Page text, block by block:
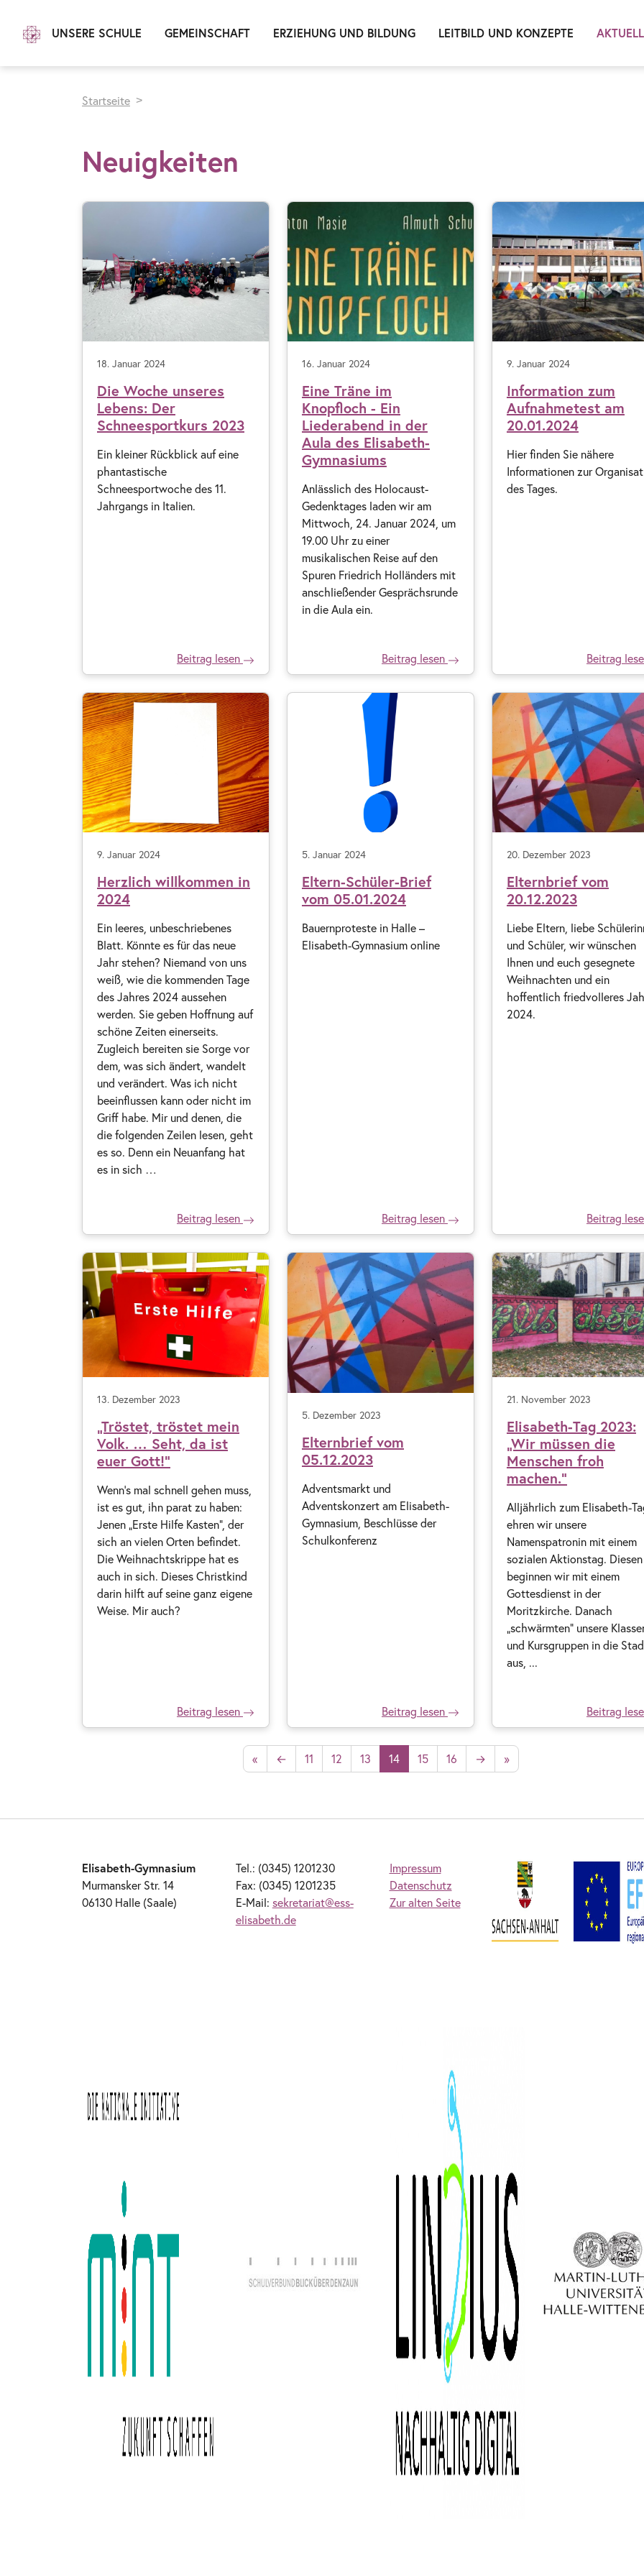
UNSERE SCHULE GEMEINSCHAFT ERZIEHUNG UND BILDUNG LEITBILD UND KONZEPTE
Startseite
Neuigkeiten
18. Januar 2024
Die Woche unseres
Lebens: Der
Schneesportkurs 2023
Ein kleiner Rückblick auf eine
phantastische
Schneesportwoche des 11.
Jahrgangs in Italien.
Beitrag lesen
16. Januar 2024
Eine Träne im
Knopfloch - Ein
Liederabend in der
Aula des Elisabeth-
Gymnasiums
Anlässlich des Holocaust-
Gedenktages laden wir am
Mittwoch, 24. Januar 2024, um
19.00 Uhr zu einer
musikalischen Reise auf den
Spuren Friedrich Holländers mit
anschließender Gesprächsrunde
in die Aula ein.
Beitrag lesen
9. Januar 2024
Information zum
Aufnahmetest am
20.01.2024
Hier finden Sie nähere
Informationen zur
des Tages.
Beitrag
9. Januar 2024
Herzlich willkommen in
2024
Ein leeres, unbeschriebenes
Blatt. Könnte es für das neue
Jahr stehen? Niemand von uns
weiß, wie die kommenden Tage
des Jahres 2024 aussehen
werden. Sie geben Hoffnung auf
schöne Zeiten einerseits.
Zugleich bereiten sie Sorge vor
dem, was sich ändert, wandelt
und verändert. Was ich nicht
beeinflussen kann oder nicht im
Griff habe. Mir und denen, die
die folgenden Zeilen lesen, geht
es so. Denn ein Neuanfang hat
es in sich …
Beitrag lesen
5. Januar 2024
Eltern-Schüler-Brief
vom 05.01.2024
Bauernproteste in Halle –
Elisabeth-Gymnasium online
Beitrag lesen
20. Dezember 2023
Elternbrief vom
20.12.2023
Liebe Eltern, liebe
und Schüler, wir wünschen
Ihnen und euch gesegnete
Weihnachten und ein
hoffentlich friedvolleres
2024.
Beitrag
13. Dezember 2023
„Tröstet, tröstet mein
Volk. … Seht, da ist
euer Gott!“
Wenn’s mal schnell gehen muss,
ist es gut, ihn parat zu haben:
Jenen „Erste Hilfe Kasten“, der
sich an vielen Orten befindet.
Die Weihnachtskrippe hat es
auch in sich. Dieses Christkind
darin hilft auf seine ganz eigene
Weise. Mir auch?
Beitrag lesen
5. Dezember 2023
Elternbrief vom
05.12.2023
Adventsmarkt und
Adventskonzert am Elisabeth-
Gymnasium, Beschlüsse der
Schulkonferenz
Beitrag lesen
21. November 2023
Elisabeth-Tag 2023:
„Wir müssen die
Menschen froh
machen.“
Alljährlich zum Elisabeth-
ehren wir unsere
Namenspatronin mit einem
sozialen Aktionstag. Diesen
beginnen wir mit einem
Gottesdienst in der
Moritzkirche. Danach
„schwärmten“ unsere
und Kursgruppen in die
aus, ...
Beitrag
« ← 11 12 13 14 15 16 → »
Elisabeth-Gymnasium
Murmansker Str. 14
06130 Halle (Saale)
Tel.: (0345) 1201230
Fax: (0345) 1201235
E-Mail: sekretariat@ess-
elisabeth.de
Impressum
Datenschutz
Zur alten Seite